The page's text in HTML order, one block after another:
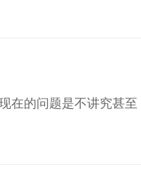
在的问题是不讲究甚至